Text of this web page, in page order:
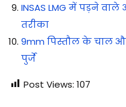
INSAS LMG में पड़ने
तरीका
9mm पिस्तौल के चाल
पुर्जे
Post Views: 107